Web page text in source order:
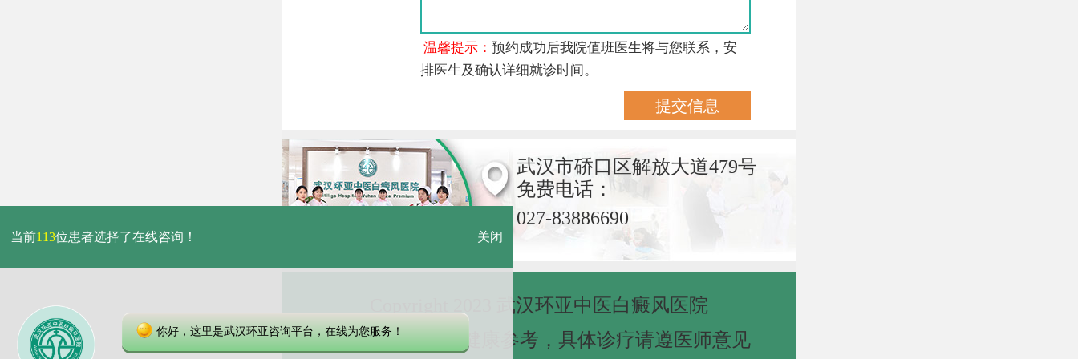
温馨提示：预约成功后我院值班医生将与您联系，安
排医生及确认详细就诊时间。
武汉市硚口区解放大道479号
免费电话：
027-83886690
Copyright 2023 武汉环亚中医白癜风医院
本网站信息仅做健康参考，具体诊疗请遵医师意见
当前113位患者选择了在线咨询！ 关闭
你好，这里是武汉环亚咨询平台，在线为您服务！